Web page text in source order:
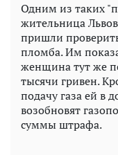
Одним из таких
жительница
пришли
пломба. Им
женщина тут же
тысячи гривен.
подачу газа ей в
возобновят
суммы штрафа.